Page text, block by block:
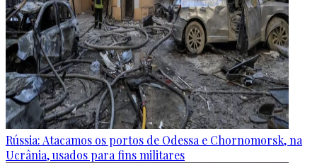
Rússia: Atacamos os portos de Odessa e Chornomorsk, na
Ucrânia, usados para fins militares